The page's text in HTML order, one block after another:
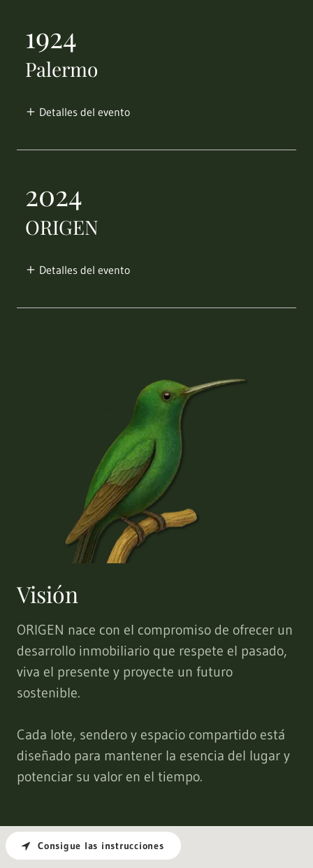
1924
Palermo
Detalles del evento
2024
ORIGEN
Detalles del evento
Visión
ORIGEN nace con el compromiso de ofrecer un
desarrollo inmobiliario que respete el pasado,
viva el presente y proyecte un futuro
sostenible.
Cada lote, sendero y espacio compartido está
diseñado para mantener la esencia del lugar y
potenciar su valor en el tiempo.
Consigue las instrucciones